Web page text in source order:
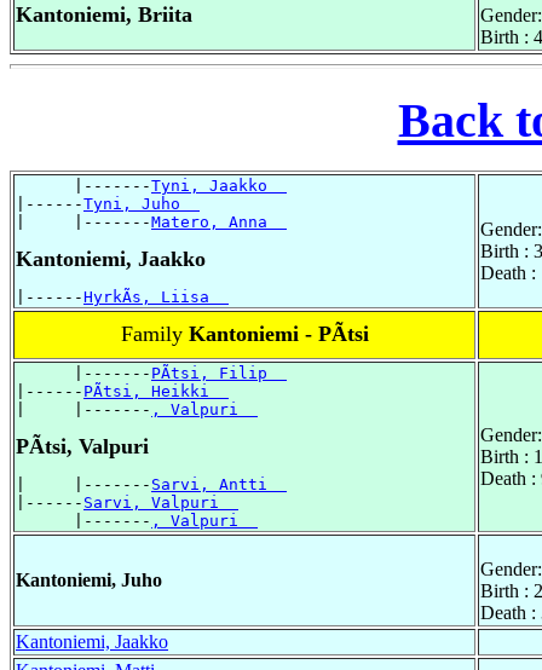
Kantoniemi, Briita
Birth :
Back
      |-------
Tyni, Jaakko
|------Tyni, Juho
|     |-------Matero, Anna
Kantoniemi, Jaakko
|------HyrkÃs, Liisa
Birth :
Death :
Family Kantoniemi - PÃtsi
      |-------
PÃtsi, Filip
|------ PÃtsi, Heikki
|     |------- , Valpuri
PÃtsi, Valpuri
|     |------- Sarvi, Antti
|------ Sarvi, Valpuri
      |-------
, Valpuri
Birth :
Death :
Kantoniemi, Juho
Birth :
Death :
Kantoniemi, Jaakko